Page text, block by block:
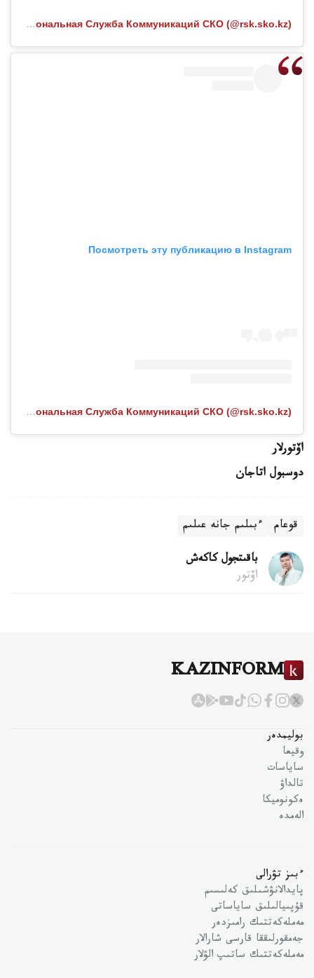
Публикация от Региональная Служба Коммуникаций СКО (@rsk.sko.kz)
Посмотреть эту публикацию в Instagram
Публикация от Региональная Служба Коммуникаций СКО (@rsk.sko.kz)
اۆتورلار
دوسبول اتاجان
قوعام ءبىلىم جانە عىلىم
باقىتجول كاكەش
اۆتور
KAZINFORM
بوليمدەر
وقيعا
ساياسات
تالداۋ
ەكونوميكا
الەمدە
ءبىز تۋرالى
پايدالانۋشىلىق كەلىسىم
قۇپىيالىلىق ساياساتى
مەملەكەتتىك رامىزدەر
جەمقورلىققا قارسى شارالار
مەملەكەتتىك ساتىپ الۋلار